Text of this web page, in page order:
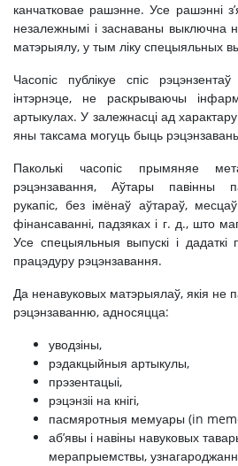
канчатковае рашэнне. Усе рашэнні
незалежнымі і заснаваны выключна
матэрыялу, у тым ліку спецыяльных
Часопіс публікуе спіс
інтэрнэце, не раскрываючы
артыкулах. У залежнасці ад
яны таксама могуць быць
Паколькі часопіс прымяняе
рэцэнзавання, Аўтары павінны
рукапіс, без імёнаў аўтараў,
фінансаванні, падзяках і г. д., што
Усе спецыяльныя выпускі і дадаткі
працэдуру рэцэнзавання.
Да ненавуковых матэрыялаў, якія не
рэцэнзаванню, адносяцца:
уводзіны,
рэдакцыйныя артыкулы,
прэзентацыі,
рэцэнзіі на кнігі,
пасмяротныя мемуары (in
аб’явы і навіны навуковых
мерапрыемствы,